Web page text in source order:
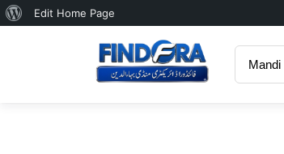
About
Edit Home Page